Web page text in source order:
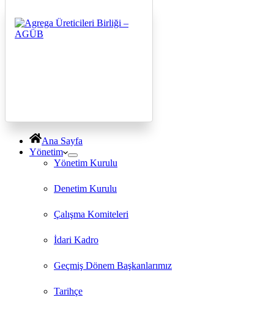
Ana Sayfa
Yönetim
Yönetim Kurulu
Denetim Kurulu
Çalışma Komiteleri
İdari Kadro
Geçmiş Dönem Başkanlarımız
Tarihçe